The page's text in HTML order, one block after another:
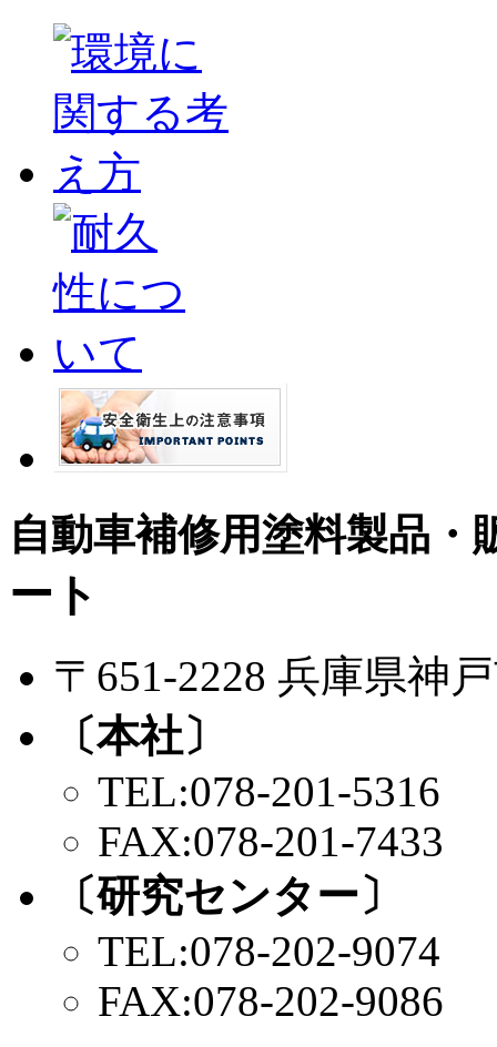
自動車補修用塗料製品・
ート
〒651-2228 兵庫県神
〔本社〕
TEL:078-201-5316
FAX:078-201-7433
〔研究センター〕
TEL:078-202-9074
FAX:078-202-9086